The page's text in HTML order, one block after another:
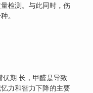
检测。与此同时，伤
。
伏期.长，甲醛是导致
力和智力下降的主要